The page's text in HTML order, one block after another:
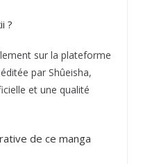
?
sur la plateforme
par Shûeisha,
et une qualité
de ce manga